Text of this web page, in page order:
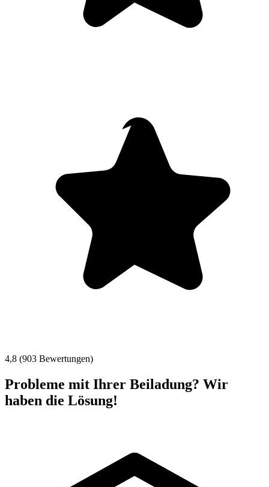
4,8 (903 Bewertungen)
Probleme mit Ihrer Beiladung? Wir
haben die Lösung!